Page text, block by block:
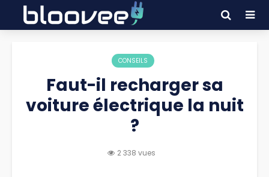
CONSEILS
Faut-il recharger sa
voiture électrique la nuit
?
2 338 vues